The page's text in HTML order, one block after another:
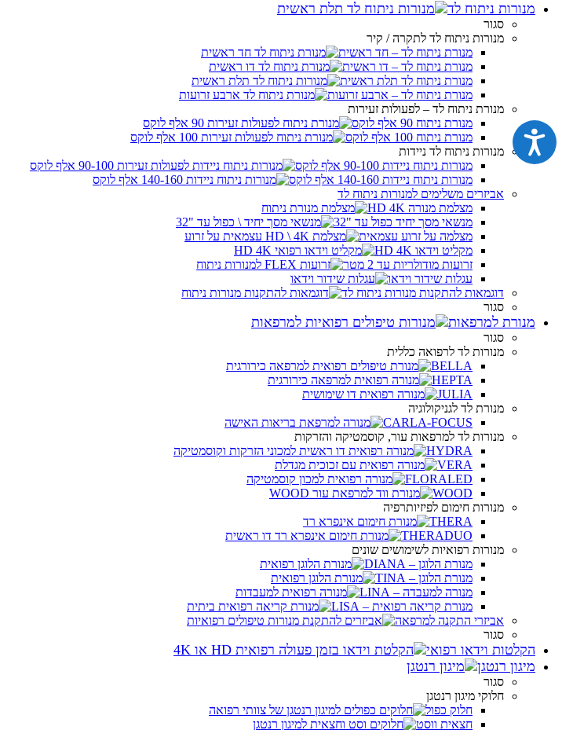
נגישות
מנורות ניתוח לד
סגור
מנורות ניתוח לד לתקרה / קיר
מנורת ניתוח לד – חד ראשית
מנורת ניתוח לד – דו ראשית
מנורת ניתוח לד תלת ראשית
מנורת ניתוח לד – ארבע זרועות
מנורת ניתוח לד – לפעולות זעירות
מנורת ניתוח 90 אלף לוקס
מנורת ניתוח 100 אלף לוקס
מנורות ניתוח לד ניידות
מנורות ניתוח ניידות 90-100 אלף לוקס
מנורות ניתוח ניידות 140-160 אלף לוקס
אביזרים משלימים למנורות ניתוח לד
מצלמת מנורה HD 4K
מנשאי מסך יחיד כפול עד "32
מצלמה על זרוע עצמאית
מקליט וידאו HD 4K
זרועות מודולריות עד 2 מטר
עגלות שידור וידאו
דוגמאות להתקנות מנורות ניתוח לד
סגור
מנורת למרפאות
סגור
מנורות לד לרפואה כללית
BELLA
HEPTA
JULIA
מנורת לד לגניקולוגיה
CARLA-FOCUS
מנורות לד למרפאות עור, קוסמטיקה והזרקות
HYDRA
VERA
FLORALED
WOOD
מנורות חימום לפיזיותרפיה
THERA
THERADUO
מנורות רפואיות לשימושים שונים
מנורת הלוגן – DIANA
מנורת הלוגן – TINA
מנורה למעבדה – LINA
מנורת קריאה רפואית – LISA
אביזרי התקנה למרפאה
סגור
הקלטות וידאו רפואי
מיגון רנטגן
סגור
חלוקי מיגון רנטגן
חלוק כפול
חצאית ווסט